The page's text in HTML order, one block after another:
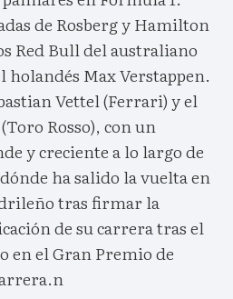
de Rosberg y Hamilton
Red Bull del australiano
holandés Max Verstappen.
Vettel (Ferrari) y el
Rosso), con un
y creciente a lo largo de
ha salido la vuelta en
tras firmar la
de su carrera tras el
en el Gran Premio de